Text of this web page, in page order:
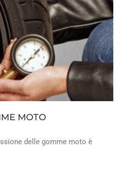
MOTO
delle gomme moto è